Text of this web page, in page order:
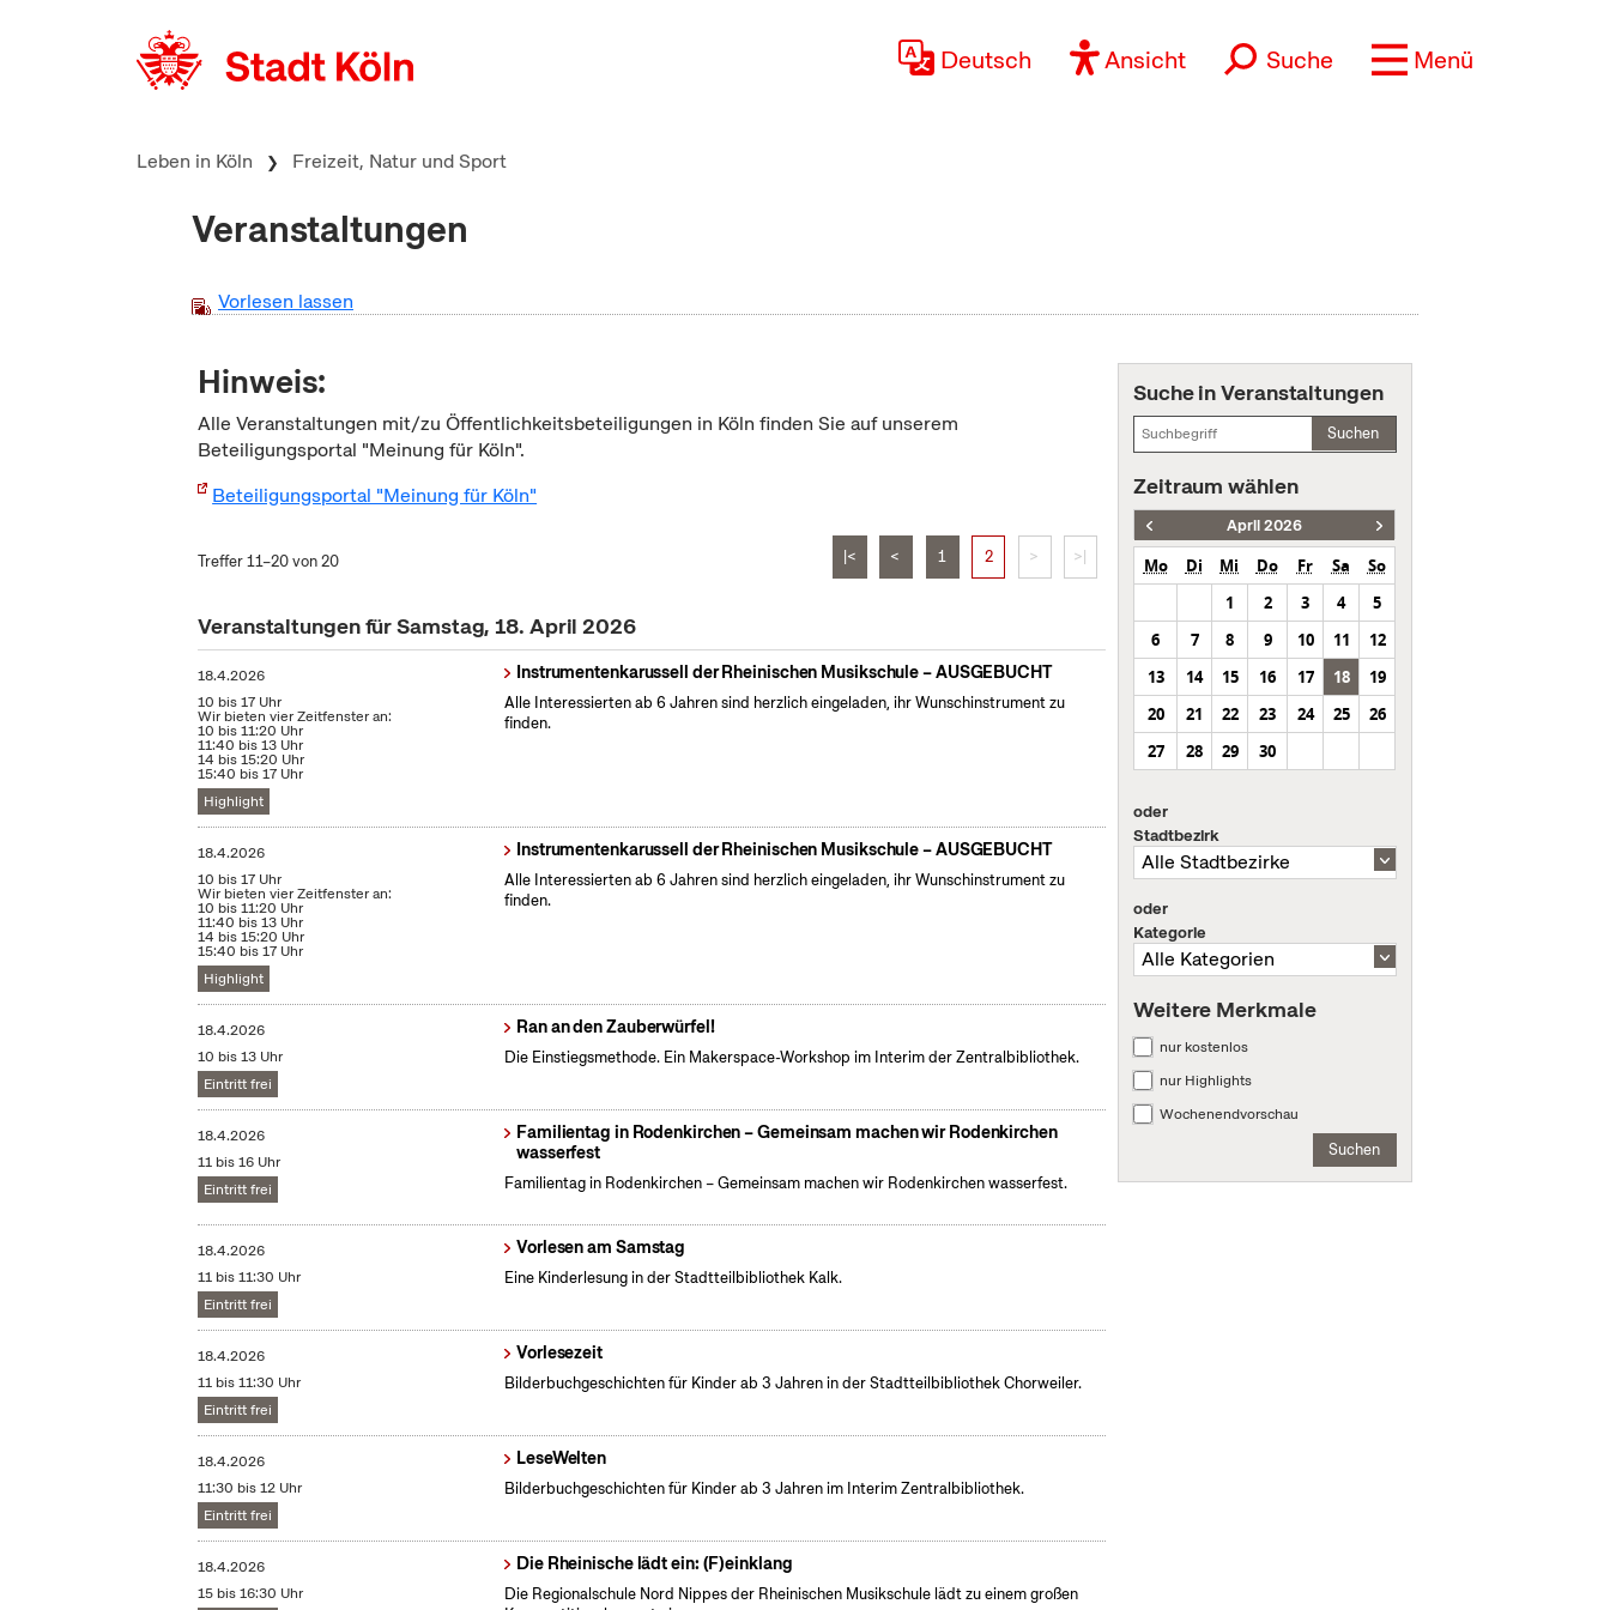
Deutsch Ansicht Suche Menü
Leben in Köln Freizeit, Natur und Sport
Veranstaltungen
Vorlesen lassen
Hinweis:
Alle Veranstaltungen mit/zu Öffentlichkeitsbeteiligungen in Köln finden Sie auf unserem
Beteiligungsportal "Meinung für Köln".
Beteiligungsportal "Meinung für Köln"
Treffer 11–20 von 20 |< < 1 2 > >|
Veranstaltungen für Samstag, 18. April 2026
18.4.2026
10 bis 17 Uhr
Wir bieten vier Zeitfenster an:
10 bis 11:20 Uhr
11:40 bis 13 Uhr
14 bis 15:20 Uhr
15:40 bis 17 Uhr
Highlight
Instrumentenkarussell der Rheinischen Musikschule – AUSGEBUCHT
Alle Interessierten ab 6 Jahren sind herzlich eingeladen, ihr Wunschinstrument zu
finden.
18.4.2026
10 bis 17 Uhr
Wir bieten vier Zeitfenster an:
10 bis 11:20 Uhr
11:40 bis 13 Uhr
14 bis 15:20 Uhr
15:40 bis 17 Uhr
Highlight
Instrumentenkarussell der Rheinischen Musikschule – AUSGEBUCHT
Alle Interessierten ab 6 Jahren sind herzlich eingeladen, ihr Wunschinstrument zu
finden.
18.4.2026
10 bis 13 Uhr
Eintritt frei
Ran an den Zauberwürfel!
Die Einstiegsmethode. Ein Makerspace-Workshop im Interim der Zentralbibliothek.
18.4.2026
11 bis 16 Uhr
Eintritt frei
Familientag in Rodenkirchen – Gemeinsam machen wir Rodenkirchen
wasserfest
Familientag in Rodenkirchen – Gemeinsam machen wir Rodenkirchen wasserfest.
18.4.2026
11 bis 11:30 Uhr
Eintritt frei
Vorlesen am Samstag
Eine Kinderlesung in der Stadtteilbibliothek Kalk.
18.4.2026
11 bis 11:30 Uhr
Eintritt frei
Vorlesezeit
Bilderbuchgeschichten für Kinder ab 3 Jahren in der Stadtteilbibliothek Chorweiler.
18.4.2026
11:30 bis 12 Uhr
Eintritt frei
LeseWelten
Bilderbuchgeschichten für Kinder ab 3 Jahren im Interim Zentralbibliothek.
18.4.2026
15 bis 16:30 Uhr
Die Rheinische lädt ein: (F)einklang
Die Regionalschule Nord Nippes der Rheinischen Musikschule lädt zu einem großen
Suche in Veranstaltungen
Suchen
Zeitraum wählen
April 2026
Mo Di Mi Do Fr Sa
So
1
2 3 4
5
6
7 8 9 10 11
12
13
14 15 16 17 18
19
20
21 22 23 24 25
26
27
28 29 30
oder
Stadtbezirk
oder
Kategorie
Weitere Merkmale
nur kostenlos
nur Highlights
Wochenendvorschau
Suchen